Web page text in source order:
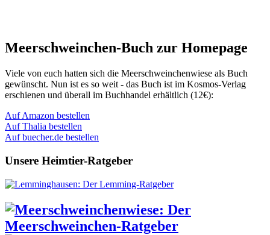
Meerschweinchen-Buch zur Homepage
Viele von euch hatten sich die Meerschweinchenwiese als Buch
gewünscht. Nun ist es so weit - das Buch ist im Kosmos-Verlag
erschienen und überall im Buchhandel erhältlich (12€):
Auf Amazon bestellen
Auf Thalia bestellen
Auf buecher.de bestellen
Unsere Heimtier-Ratgeber